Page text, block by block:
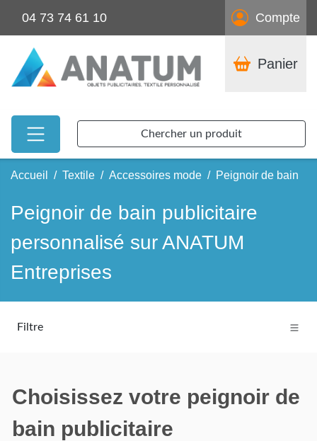
04 73 74 61 10 Compte
Panier
Chercher un produit
Accueil Textile Accessoires mode Peignoir de bain
Peignoir de bain publicitaire
personnalisé sur ANATUM
Entreprises
Filtre
Choisissez votre peignoir de
bain publicitaire